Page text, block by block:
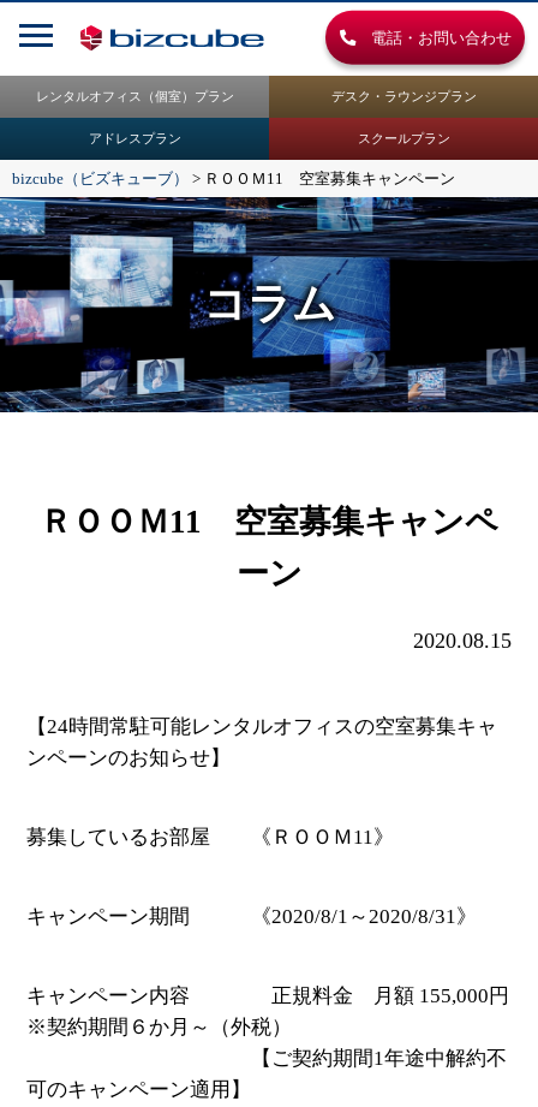
電話・お問い合わせ
レンタルオフィス（個室）プラン デスク・ラウンジプラン
アドレスプラン スクールプラン
bizcube（ビズキューブ） > ＲＯＯＭ11 空室募集キャンペーン
コラム
ＲＯＯＭ11 空室募集キャンペ
ーン
2020.08.15
【24時間常駐可能レンタルオフィスの空室募集キャ
ンペーンのお知らせ】
募集しているお部屋 《ＲＯＯＭ11》
キャンペーン期間 《2020/8/1～2020/8/31》
キャンペーン内容 正規料金 月額 155,000円
※契約期間６か月～（外税）
【ご契約期間1年途中解約不
可のキャンペーン適用】